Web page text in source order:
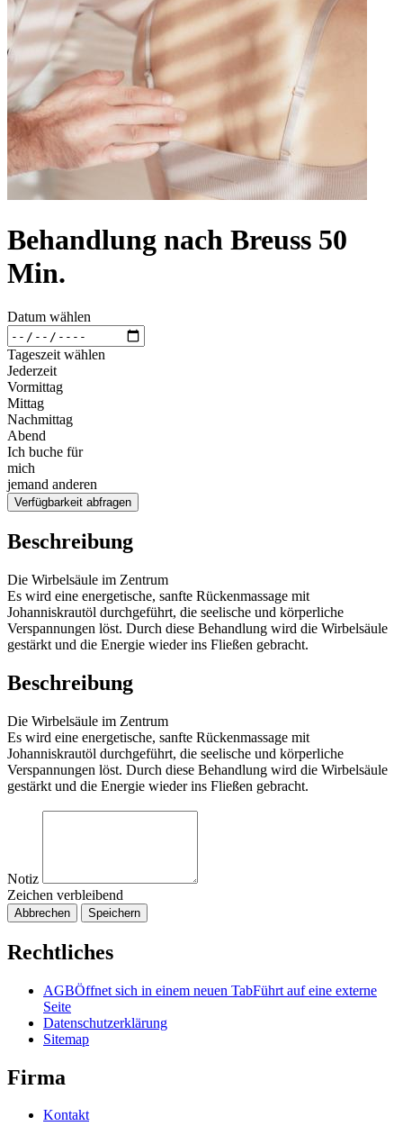
Behandlung nach Breuss 50
Min.
Datum wählen
Tageszeit wählen
Jederzeit
Vormittag
Mittag
Nachmittag
Abend
Ich buche für
mich
jemand anderen
Verfügbarkeit abfragen
Beschreibung
Die Wirbelsäule im Zentrum
Es wird eine energetische, sanfte Rückenmassage mit
Johanniskrautöl durchgeführt, die seelische und körperliche
Verspannungen löst. Durch diese Behandlung wird die Wirbelsäule
gestärkt und die Energie wieder ins Fließen gebracht.
Beschreibung
Die Wirbelsäule im Zentrum
Es wird eine energetische, sanfte Rückenmassage mit
Johanniskrautöl durchgeführt, die seelische und körperliche
Verspannungen löst. Durch diese Behandlung wird die Wirbelsäule
gestärkt und die Energie wieder ins Fließen gebracht.
Notiz
Zeichen verbleibend
Abbrechen Speichern
Rechtliches
AGBÖffnet sich in einem neuen TabFührt auf eine externe
Seite
Datenschutzerklärung
Sitemap
Firma
Kontakt